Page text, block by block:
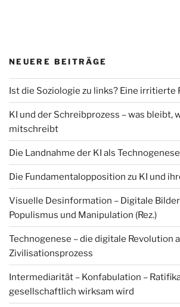
NEUERE BEITRÄGE
Ist die Soziologie zu links? Eine irritierte
KI und der Schreibprozess – was bleibt,
mitschreibt
Die Landnahme der KI als
Die Fundamentalopposition zu KI und
Visuelle Desinformation – Digitale
Populismus und Manipulation (Rez.)
Technogenese – die digitale Revolution
Zivilisationsprozess
Intermediarität – Konfabulation –
gesellschaftlich wirksam wird